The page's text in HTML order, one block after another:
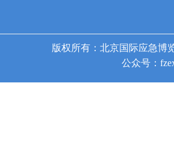
版权所有：北京国际应急博
公众号：